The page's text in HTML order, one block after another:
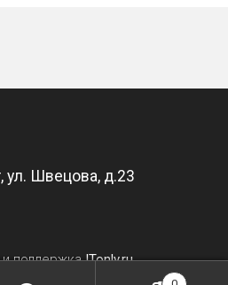
ул. Швецова, д.23
и поддержкаITonly.ru